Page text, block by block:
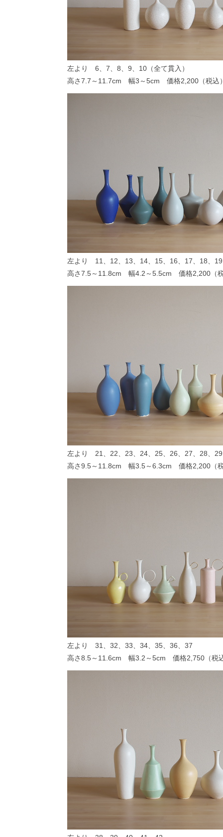
左より 6、7、8、9、10（全て貫入）
高さ7.7～11.7cm 幅3～5cm 価格2,200（税込
左より 11、12、13、14、15、16、17、18、
高さ7.5～11.8cm 幅4.2～5.5cm 価格2,200（
左より 21、22、23、24、25、26、27、28、
高さ9.5～11.8cm 幅3.5～6.3cm 価格2,200（
左より 31、32、33、34、35、36、37
高さ8.5～11.6cm 幅3.2～5cm 価格2,750（税